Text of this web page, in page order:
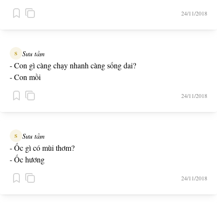
24/11/2018
S Sưu tầm
- Con gì càng chạy nhanh càng sống dai?
- Con mồi
24/11/2018
S Sưu tầm
- Ốc gì có mùi thơm?
- Ốc hương
24/11/2018